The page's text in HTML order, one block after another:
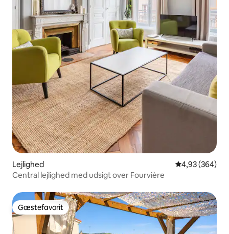
Lejlighed 4,93 ud af 5 i
4,93 (364)
Central lejlighed med udsigt over Fourvière
Gæstefavorit
Gæstefavorit